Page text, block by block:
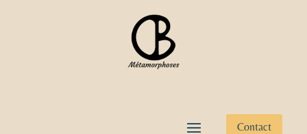
Contact